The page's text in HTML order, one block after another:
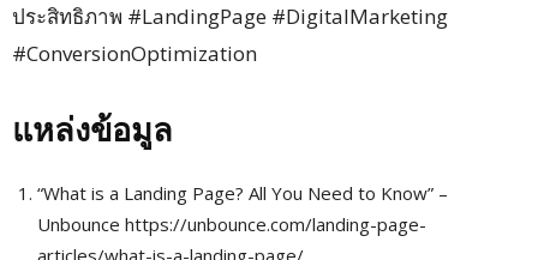
ประสิทธิภาพ #LandingPage #DigitalMarketing
#ConversionOptimization
แหล่งข้อมูล
“What is a Landing Page? All You Need to Know” –
Unbounce https://unbounce.com/landing-page-
articles/what-is-a-landing-page/